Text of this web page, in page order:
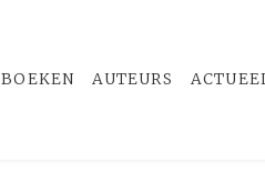
BOEKEN AUTEURS